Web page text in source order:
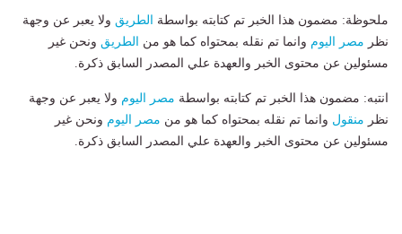
ملحوظة: مضمون هذا الخبر تم كتابته بواسطة الطريق ولا يعبر عن وجهة
نظر مصر اليوم وانما تم نقله بمحتواه كما هو من الطريق ونحن غير
مسئولين عن محتوى الخبر والعهدة علي المصدر السابق ذكرة.
انتبه: مضمون هذا الخبر تم كتابته بواسطة مصر اليوم ولا يعبر عن وجهة
نظر منقول وانما تم نقله بمحتواه كما هو من مصر اليوم ونحن غير
مسئولين عن محتوى الخبر والعهدة علي المصدر السابق ذكرة.